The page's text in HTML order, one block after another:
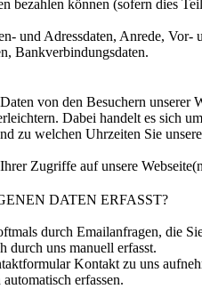
bezahlen können (sofern dies
und Adressdaten, Anrede, Vor-
Bankverbindungsdaten.
von den Besuchern unserer
Dabei handelt es sich
zu welchen Uhrzeiten Sie
Zugriffe auf unsere
DATEN ERFASST?
durch Emailanfragen, die
durch uns manuell erfasst.
Kontakt zu uns
erfassen.